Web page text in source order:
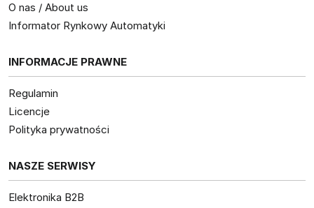
O nas / About us
Informator Rynkowy Automatyki
INFORMACJE PRAWNE
Regulamin
Licencje
Polityka prywatności
NASZE SERWISY
Elektronika B2B